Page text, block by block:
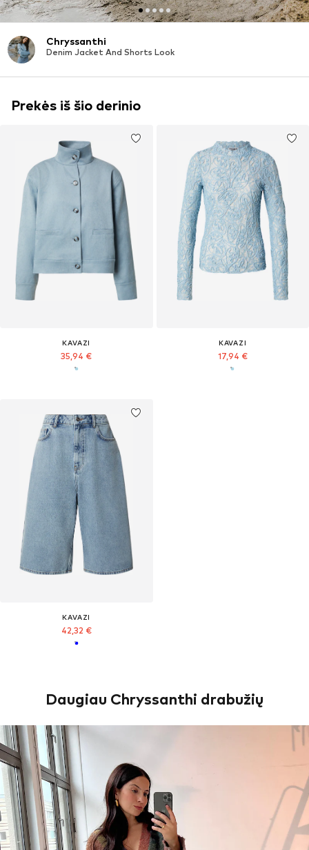
Chryssanthi
Denim Jacket And Shorts Look
Prekės iš šio derinio
KAVAZI
35,94 €
KAVAZI
17,94 €
KAVAZI
42,32 €
Daugiau Chryssanthi drabužių